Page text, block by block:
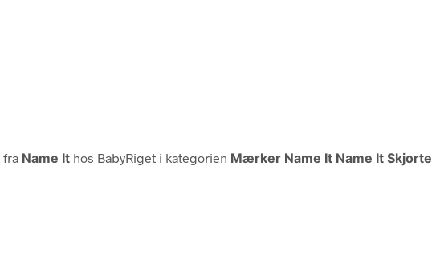
fra Name It hos BabyRiget i kategorien Mærker Name It Name It Skjorte